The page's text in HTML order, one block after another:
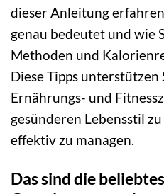
dieser Anleitung
genau bedeutet und wie
Methoden und
Diese Tipps unterstützen
Ernährungs- und
gesünderen Lebensstil
effektiv zu managen.
Das sind die